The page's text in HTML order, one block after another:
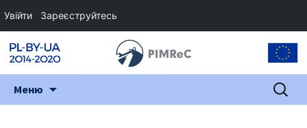
Меню Пошук:
Увійти Зареєструйтесь